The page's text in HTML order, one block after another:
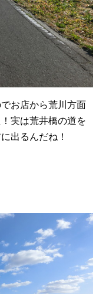
お店から荒川方面
実は荒井橋の道を
出るんだね！